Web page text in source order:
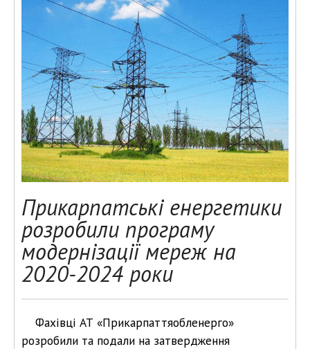
Прикарпатські енергетики
розробили програму
модернізації мереж на
2020-2024 роки
Фахівці АТ «Прикарпаттяобленерго»
розробили та подали на затвердження